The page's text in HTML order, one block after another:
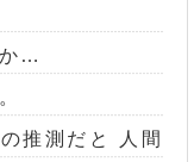
…
推測だと 人間